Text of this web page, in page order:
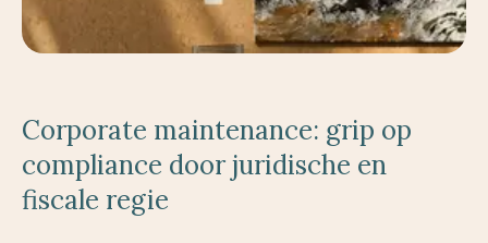
Corporate maintenance: grip op
compliance door juridische en
fiscale regie